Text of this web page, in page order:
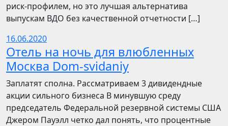
риск-профилем, но это лучшая альтернатива
выпускам ВДО без качественной отчетности […]
16.06.2020
Отель на ночь для влюбленных
Москва Dom-svidaniy
Заплатят сполна. Рассматриваем 3 дивидендные
акции сильного бизнеса В минувшую среду
председатель Федеральной резервной системы США
Джером Пауэлл четко дал понять, что процентные